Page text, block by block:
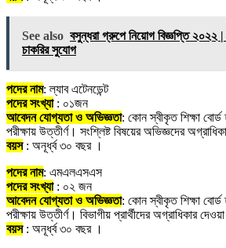
See also বসুন্ধরা গ্রুপে নিয়োগ বিজ্ঞপ্তি ২০২২
চাকরির সুযোগ
পদের নাম: ল্যাব এটেনডেন্ট
পদের সংখ্যা: ০১জন
আবেদন যোগ্যতা ও অভিজ্ঞতা: কোন স্বীকৃত শিক্ষা বোর্ড
পরীক্ষায় উত্তীর্ণ। সংশ্লিষ্ট বিষয়ের অভিজ্ঞদের
বয়স: অনূর্ধ্ব ৩০ বছর ।
পদের নাম: এমএলএসএস
পদের সংখ্যা: ০২ জন
আবেদন যোগ্যতা ও অভিজ্ঞতা: কোন স্বীকৃত শিক্ষা বোর্ড
পরীক্ষায় উত্তীর্ণ। বিভাগীয় প্রার্থীদের অগ্রাধিকার
বয়স: অনূর্ধ্ব ৩০ বছর ।